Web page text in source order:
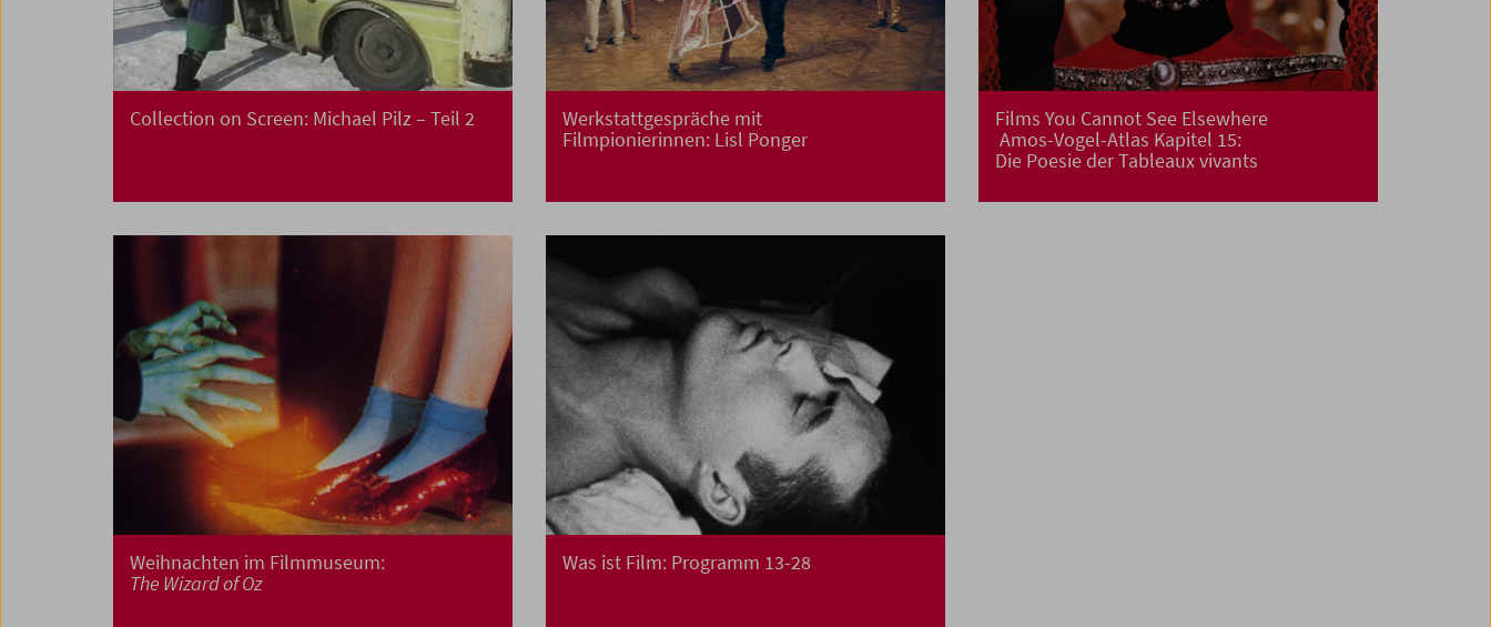
Collection on Screen: Michael Pilz – Teil 2
Werkstattgespräche mit
Filmpionierinnen: Lisl Ponger
Films You Cannot See Elsewhere
Amos-Vogel-Atlas Kapitel 15:
Die Poesie der Tableaux vivants
Weihnachten im Filmmuseum:
The Wizard of Oz
Was ist Film: Programm 13-28